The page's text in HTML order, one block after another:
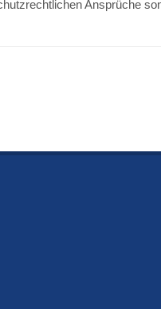
Ansprüche